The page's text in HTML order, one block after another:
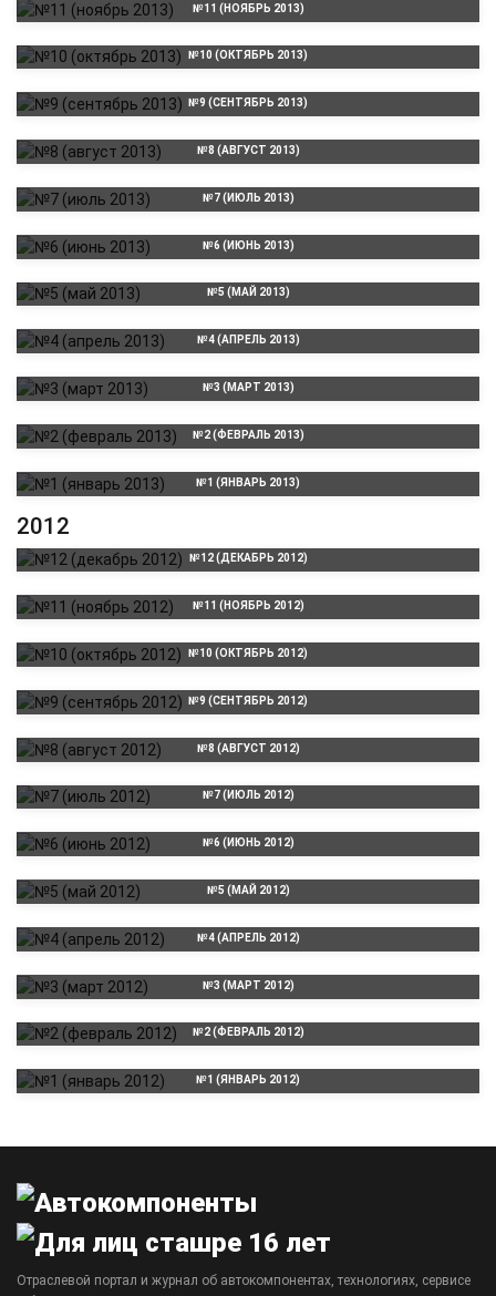
№11 (НОЯБРЬ 2013)
№10 (ОКТЯБРЬ 2013)
№9 (СЕНТЯБРЬ 2013)
№8 (АВГУСТ 2013)
№7 (ИЮЛЬ 2013)
№6 (ИЮНЬ 2013)
№5 (МАЙ 2013)
№4 (АПРЕЛЬ 2013)
№3 (МАРТ 2013)
№2 (ФЕВРАЛЬ 2013)
№1 (ЯНВАРЬ 2013)
2012
№12 (ДЕКАБРЬ 2012)
№11 (НОЯБРЬ 2012)
№10 (ОКТЯБРЬ 2012)
№9 (СЕНТЯБРЬ 2012)
№8 (АВГУСТ 2012)
№7 (ИЮЛЬ 2012)
№6 (ИЮНЬ 2012)
№5 (МАЙ 2012)
№4 (АПРЕЛЬ 2012)
№3 (МАРТ 2012)
№2 (ФЕВРАЛЬ 2012)
№1 (ЯНВАРЬ 2012)
Отраслевой портал и журнал об автокомпонентах, технологиях, сервисе